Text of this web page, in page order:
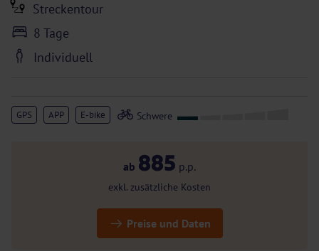
GPS APP E-bike
Streckentour
8 Tage
Individuell
ab 885 p.p.
exkl. zusätzliche Kosten
Preise und Daten